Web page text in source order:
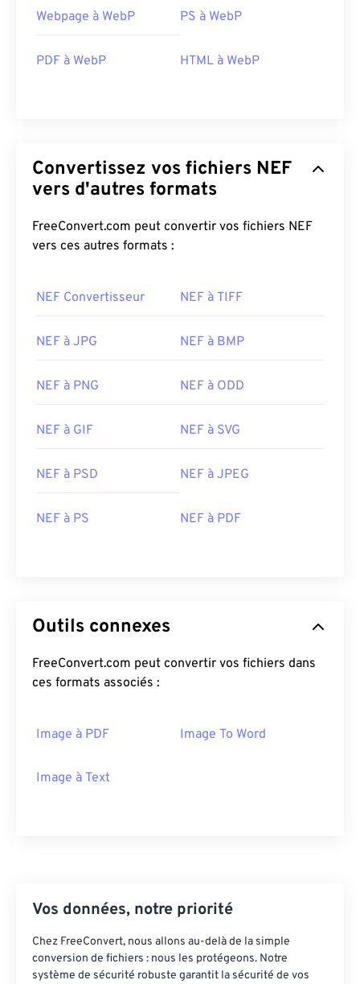
Webpage à WebP PS à WebP
PDF à WebP HTML à WebP
Convertissez vos fichiers NEF
vers d'autres formats
FreeConvert.com peut convertir vos fichiers NEF
vers ces autres formats :
NEF Convertisseur NEF à TIFF
NEF à JPG NEF à BMP
NEF à PNG NEF à ODD
NEF à GIF NEF à SVG
NEF à PSD NEF à JPEG
NEF à PS NEF à PDF
Outils connexes
FreeConvert.com peut convertir vos fichiers dans
ces formats associés :
Image à PDF Image To Word
Image à Text
Vos données, notre priorité
Chez FreeConvert, nous allons au-delà de la simple
conversion de fichiers : nous les protégeons. Notre
système de sécurité robuste garantit la sécurité de vos